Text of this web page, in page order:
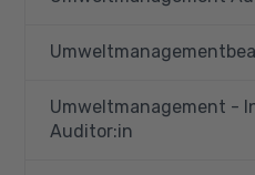
Umweltmanagement -
Auditor:in